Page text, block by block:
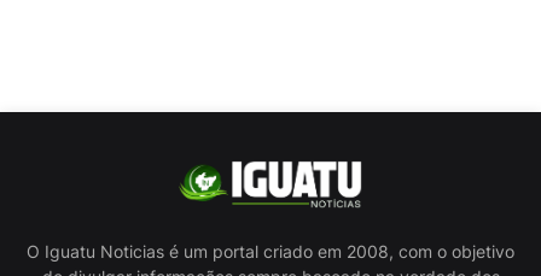
O Iguatu Noticias é um portal criado em 2008, com o objetivo